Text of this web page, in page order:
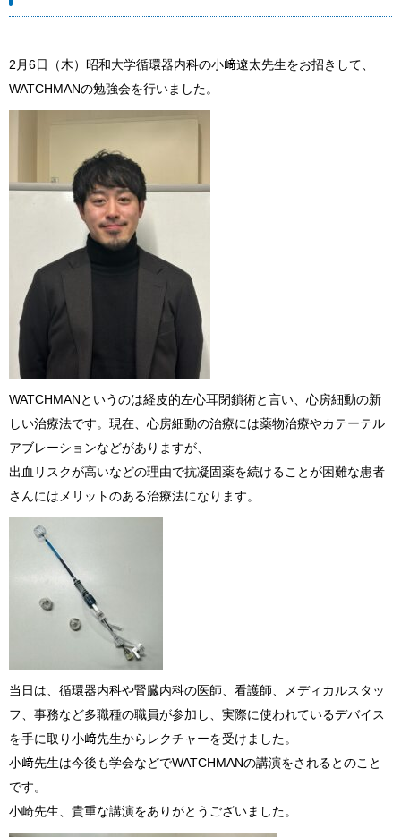
2 月 6 日（木）昭和大学循環器内科の小﨑遼太先生をお招きして、
WATCHMANの勉強会を行いました。
WATCHMANというのは経皮的左心耳閉鎖術と言い、心房細動の新
しい治療法です。現在、心房細動の治療には薬物治療やカテーテル
アブレーションなどがありますが、
出血リスクが高いなどの理由で抗凝固薬を続けることが困難な患者
さんにはメリットのある治療法になります。
当日は、循環器内科や腎臓内科の医師、看護師、メディカルスタッ
フ、事務など多職種の職員が参加し、実際に使われているデバイス
を手に取り小﨑先生からレクチャーを受けました。
小﨑先生は今後も学会などでWATCHMANの講演をされるとのこと
です。
小崎先生、貴重な講演をありがとうございました。